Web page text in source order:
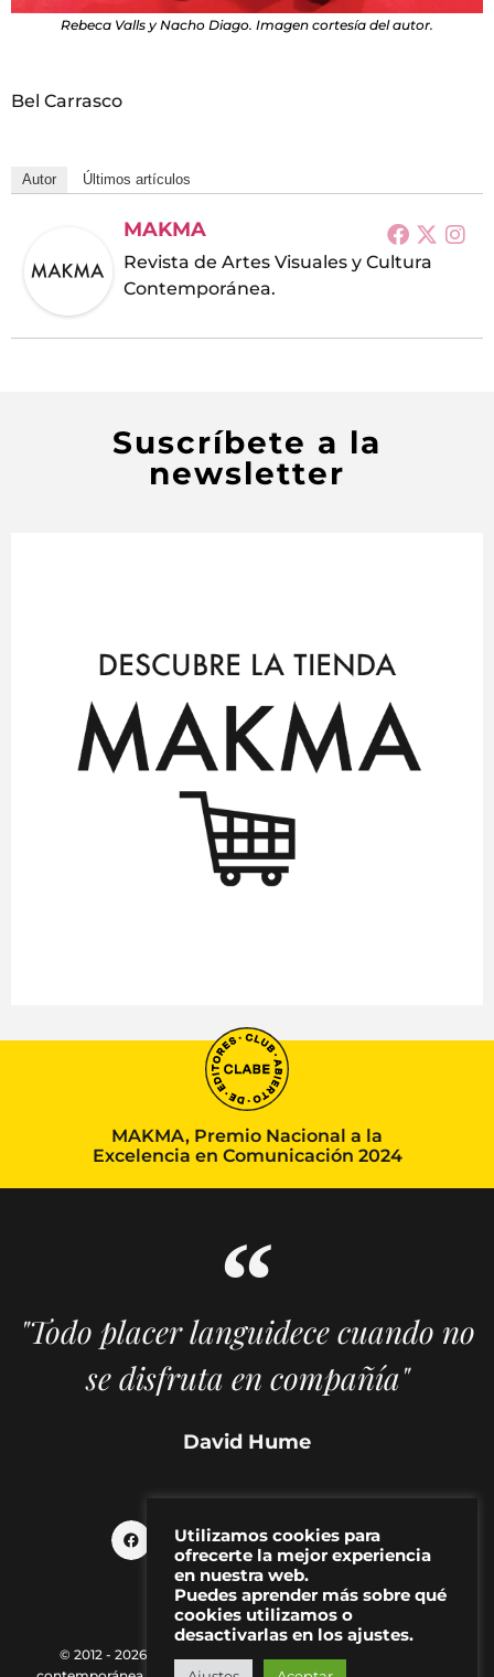
Rebeca Valls y Nacho Diago. Imagen cortesía del autor.
Bel Carrasco
Autor Últimos artículos
MAKMA
Revista de Artes Visuales y Cultura
Contemporánea.
Suscríbete a la
newsletter
MAKMA, Premio Nacional a la
Excelencia en Comunicación 2024
"Todo placer languidece cuando no
se disfruta en compañía"
David Hume
© 2012 - 2026 MAKMA | Revista de artes visuales y cultura
Utilizamos cookies para
ofrecerte la mejor experiencia
en nuestra web.
Puedes aprender más sobre qué
cookies utilizamos o
desactivarlas en los ajustes.